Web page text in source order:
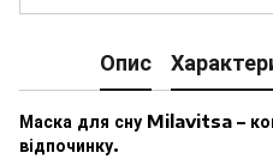
Опис
Маска для сну Milavitsa –
відпочинку.